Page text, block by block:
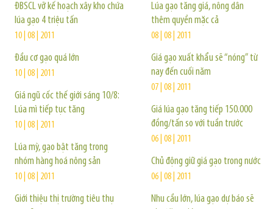
ĐBSCL vỡ kế hoạch xây kho chứa
lúa gạo 4 triệu tấn
10 | 08 | 2011
Đầu cơ gạo quá lớn
10 | 08 | 2011
Giá ngũ cốc thế giới sáng 10/8:
Lúa mì tiếp tục tăng
10 | 08 | 2011
Lúa mỳ, gạo bật tăng trong
nhóm hàng hoá nông sản
10 | 08 | 2011
Giới thiệu thị trường tiêu thụ
Lúa gạo tăng giá, nông dân
thêm quyền mặc cả
08 | 08 | 2011
Giá gạo xuất khẩu sẽ “nóng” từ
nay đến cuối năm
07 | 08 | 2011
Giá lúa gạo tăng tiếp 150.000
đồng/tấn so với tuần trước
06 | 08 | 2011
Chủ động giữ giá gạo trong nước
06 | 08 | 2011
Nhu cầu lớn, lúa gạo dự báo sẽ